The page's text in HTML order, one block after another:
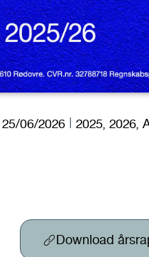
25/06/2026 2025, 2026,
Download